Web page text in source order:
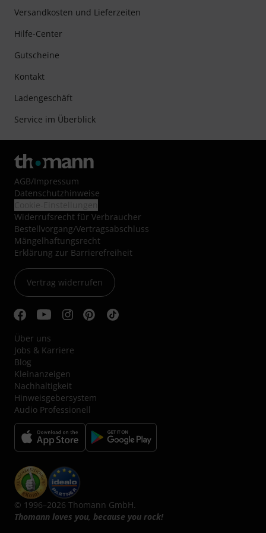
Versandkosten und Lieferzeiten
Hilfe-Center
Gutscheine
Kontakt
Ladengeschäft
Service im Überblick
AGB/Impressum
Datenschutzhinweise
Widerrufsrecht für Verbraucher
Bestellvorgang/Vertragsabschluss
Mängelhaftungsrecht
Erklärung zur Barrierefreiheit
Vertrag widerrufen
Über uns
Jobs & Karriere
Blog
Kleinanzeigen
Nachhaltigkeit
Hinweisgebersystem
Audio Professionell
© 1996–2026 Thomann GmbH.
Thomann loves you, because you rock!